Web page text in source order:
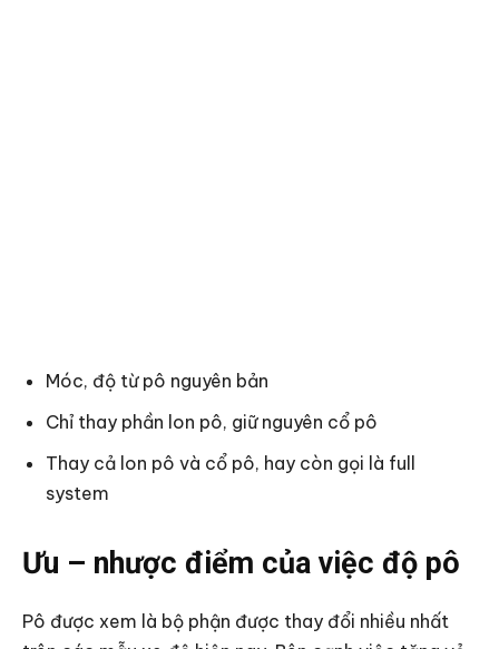
Móc, độ từ pô nguyên bản
Chỉ thay phần lon pô, giữ nguyên cổ pô
Thay cả lon pô và cổ pô, hay còn gọi là full
system
Ưu – nhược điểm của việc độ pô
Pô được xem là bộ phận được thay đổi nhiều nhất